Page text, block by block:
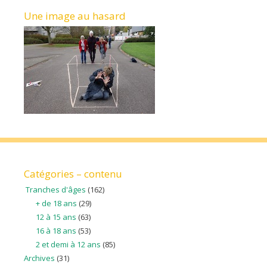
Une image au hasard
Catégories – contenu
Tranches d'âges (162)
+ de 18 ans (29)
12 à 15 ans (63)
16 à 18 ans (53)
2 et demi à 12 ans (85)
Archives (31)